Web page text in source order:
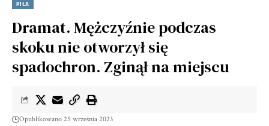
PIŁA
Dramat. Mężczyźnie podczas
skoku nie otworzył się
spadochron. Zginął na miejscu
Opublikowano 25 września 2023